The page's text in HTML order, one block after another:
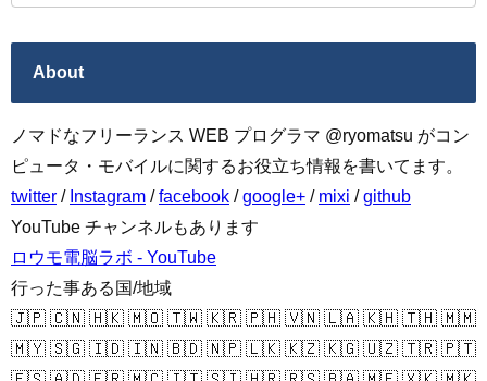
About
ノマドなフリーランス WEB プログラマ @ryomatsu がコン
ピュータ・モバイルに関するお役立ち情報を書いてます。
twitter / Instagram /facebook /google+ / mixi /github
YouTube チャンネルもあります
ロウモ電脳ラボ - YouTube
行った事ある国/地域
🇯🇵 🇨🇳 🇭🇰 🇲🇴 🇹🇼 🇰🇷 🇵🇭 🇻🇳 🇱🇦 🇰🇭 🇹🇭 🇲🇲
🇲🇾 🇸🇬 🇮🇩 🇮🇳 🇧🇩 🇳🇵 🇱🇰 🇰🇿 🇰🇬 🇺🇿 🇹🇷 🇵🇹